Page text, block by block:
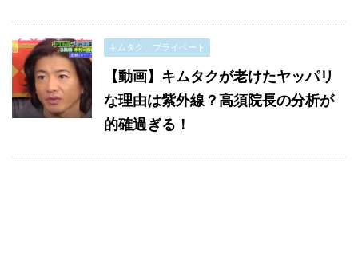
キムタク プライベート
【動画】キムタクが老けたヤッパリ
な理由は紫外線？高須院長の分析が
的確過ぎる！